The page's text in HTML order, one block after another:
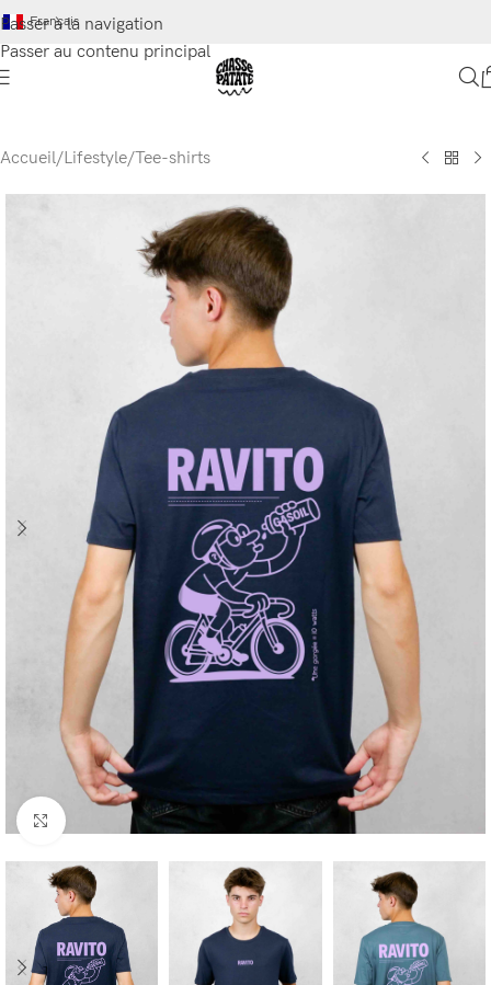
Passer à la navigation
Passer au contenu principal
Français
Accueil/Lifestyle/Tee-shirts
Cliquez pour agrandir